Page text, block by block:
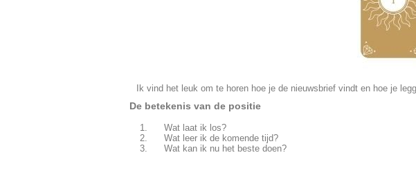
Ik vind het leuk om te horen hoe je de nieuwsbrief vindt en hoe je
De betekenis van de positie
Wat laat ik los?
Wat leer ik de komende tijd?
Wat kan ik nu het beste doen?